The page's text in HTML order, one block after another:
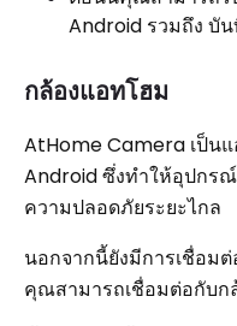
Android รวมถึง บัน
กล้องแอทโฮม
AtHome Camera เป็น
Android ซึ่งทำให้อุปกร
ความปลอดภัยระยะไกล
นอกจากนี้ยังมีการเชื่อม
คุณสามารถเชื่อมต่อกับก